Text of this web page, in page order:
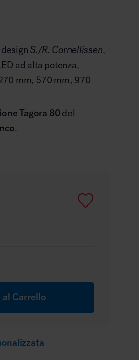
S./R. Cornellissen,
ad alta potenza,
mm, 570 mm, 970
Tagora 80 del
.
Carrello